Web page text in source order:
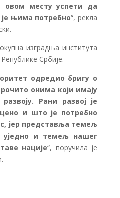
месту успети да
њима потребно“, рекла
изградња института
Србије.
одредио бригу о
онима који имају
Рани развој је
и што је потребно
јер представља темељ
уједно и темељ нашег
нације“, поручила је